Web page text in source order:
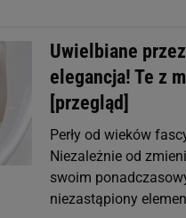
Uwielbiane
elegancja! Te z
[przegląd]
Perły od wieków
Niezależnie od
swoim
niezastąpiony